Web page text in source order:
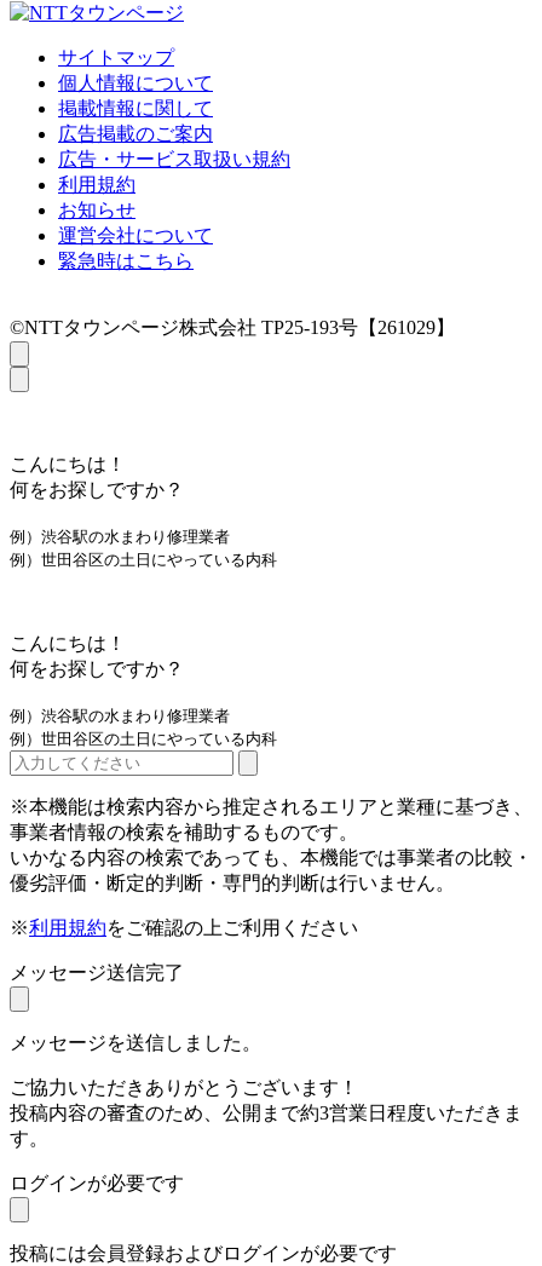
サイトマップ
個人情報について
掲載情報に関して
広告掲載のご案内
広告・サービス取扱い規約
利用規約
お知らせ
運営会社について
緊急時はこちら
©NTTタウンページ株式会社 TP25-193号【261029】
こんにちは！
何をお探しですか？
例）渋谷駅の水まわり修理業者
例）世田谷区の土日にやっている内科
こんにちは！
何をお探しですか？
例）渋谷駅の水まわり修理業者
例）世田谷区の土日にやっている内科
※本機能は検索内容から推定されるエリアと業種に基づき、
事業者情報の検索を補助するものです。
いかなる内容の検索であっても、本機能では事業者の比較・
優劣評価・断定的判断・専門的判断は行いません。
※利用規約をご確認の上ご利用ください
メッセージ送信完了
メッセージを送信しました。
ご協力いただきありがとうございます！
投稿内容の審査のため、公開まで約3営業日程度いただきま
す。
ログインが必要です
投稿には会員登録およびログインが必要です